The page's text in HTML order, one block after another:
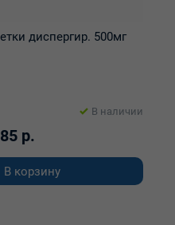
диспергир. 500мг
В наличии
р.
В корзину